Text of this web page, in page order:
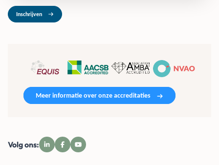
Inschrijven
Meer informatie over onze accreditaties
Volg ons: